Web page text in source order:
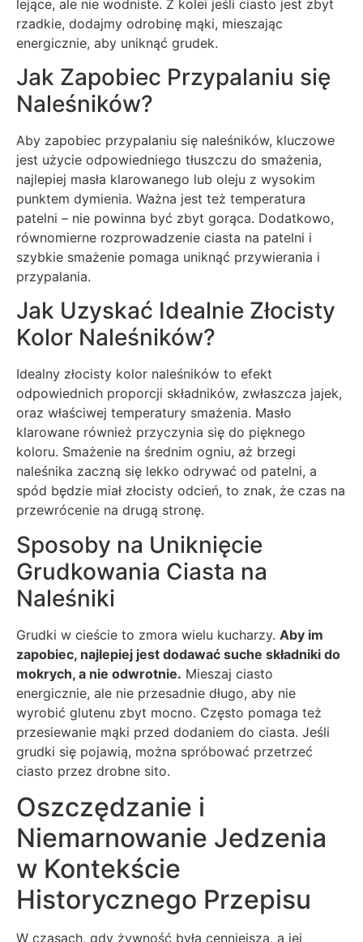
lejące, ale nie wodniste. Z kolei jeśli ciasto jest zbyt
rzadkie, dodajmy odrobinę mąki, mieszając
energicznie, aby uniknąć grudek.
Jak Zapobiec Przypalaniu się
Naleśników?
Aby zapobiec przypalaniu się naleśników, kluczowe
jest użycie odpowiedniego tłuszczu do smażenia,
najlepiej masła klarowanego lub oleju z wysokim
punktem dymienia. Ważna jest też temperatura
patelni – nie powinna być zbyt gorąca. Dodatkowo,
równomierne rozprowadzenie ciasta na patelni i
szybkie smażenie pomaga uniknąć przywierania i
przypalania.
Jak Uzyskać Idealnie Złocisty
Kolor Naleśników?
Idealny złocisty kolor naleśników to efekt
odpowiednich proporcji składników, zwłaszcza jajek,
oraz właściwej temperatury smażenia. Masło
klarowane również przyczynia się do pięknego
koloru. Smażenie na średnim ogniu, aż brzegi
naleśnika zaczną się lekko odrywać od patelni, a
spód będzie miał złocisty odcień, to znak, że czas na
przewrócenie na drugą stronę.
Sposoby na Uniknięcie
Grudkowania Ciasta na
Naleśniki
Grudki w cieście to zmora wielu kucharzy. Aby im
zapobiec, najlepiej jest dodawać suche składniki do
mokrych, a nie odwrotnie. Mieszaj ciasto
energicznie, ale nie przesadnie długo, aby nie
wyrobić glutenu zbyt mocno. Często pomaga też
przesiewanie mąki przed dodaniem do ciasta. Jeśli
grudki się pojawią, można spróbować przetrzeć
ciasto przez drobne sito.
Oszczędzanie i
Niemarnowanie Jedzenia
w Kontekście
Historycznego Przepisu
W czasach, gdy żywność była cenniejsza, a jej